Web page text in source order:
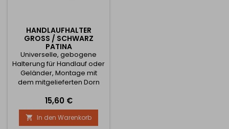
HANDLAUFHALTER
GROSS / SCHWARZ P
ATINA
Universelle, gebogene
Halterung für Handlauf oder
Geländer, Montage mit
dem mitgelieferten Dorn
Preis
15,60 €
 In den Warenkorb